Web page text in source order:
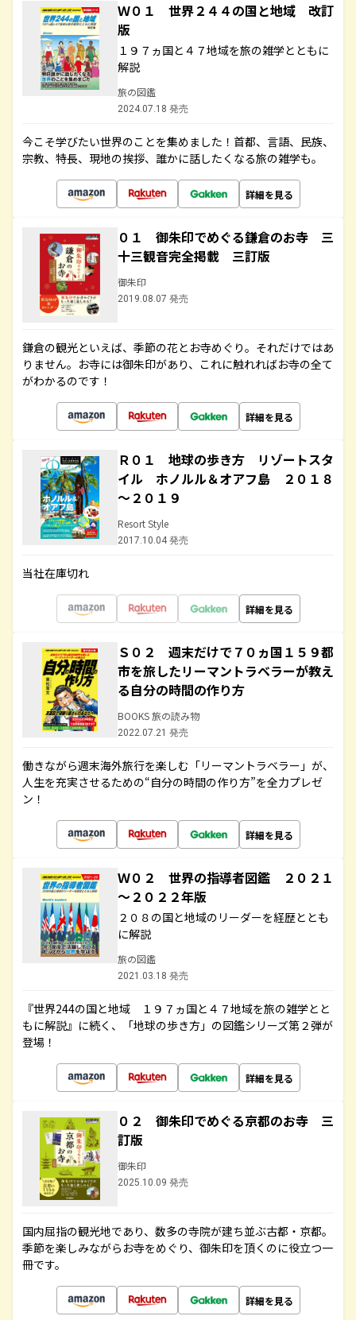
Ｗ０１ 世界２４４の国と地域 改訂
版
１９７ヵ国と４７地域を旅の雑学とともに
解説
旅の図鑑
2024.07.18 発売
今こそ学びたい世界のことを集めました！首都、言語、民族、
宗教、特長、現地の挨拶、誰かに話したくなる旅の雑学も。
詳細を見る
０１ 御朱印でめぐる鎌倉のお寺 三
十三観音完全掲載 三訂版
御朱印
2019.08.07 発売
鎌倉の観光といえば、季節の花とお寺めぐり。それだけではあ
りません。お寺には御朱印があり、これに触れればお寺の全て
がわかるのです！
詳細を見る
Ｒ０１ 地球の歩き方 リゾートスタ
イル ホノルル＆オアフ島 ２０１８
～２０１９
Resort Style
2017.10.04 発売
当社在庫切れ
詳細を見る
Ｓ０２ 週末だけで７０ヵ国１５９都
市を旅したリーマントラベラーが教え
る自分の時間の作り方
BOOKS 旅の読み物
2022.07.21 発売
働きながら週末海外旅行を楽しむ「リーマントラベラー」が、
人生を充実させるための“自分の時間の作り方”を全力プレゼ
ン！
詳細を見る
Ｗ０２ 世界の指導者図鑑 ２０２１
～２０２２年版
２０８の国と地域のリーダーを経歴ととも
に解説
旅の図鑑
2021.03.18 発売
『世界244の国と地域 １９７ヵ国と４７地域を旅の雑学とと
もに解説』に続く、「地球の歩き方」の図鑑シリーズ第２弾が
登場！
詳細を見る
０２ 御朱印でめぐる京都のお寺 三
訂版
御朱印
2025.10.09 発売
国内屈指の観光地であり、数多の寺院が建ち並ぶ古都・京都。
季節を楽しみながらお寺をめぐり、御朱印を頂くのに役立つ一
冊です。
詳細を見る